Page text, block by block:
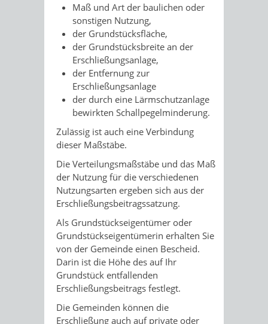
Maß und Art der baulichen oder
sonstigen Nutzung,
der Grundstücksfläche,
der Grundstücksbreite an der
Erschließungsanlage,
der Entfernung zur
Erschließungsanlage
der durch eine Lärmschutzanlage
bewirkten Schallpegelminderung.
Zulässig ist auch eine Verbindung
dieser Maßstäbe.
Die Verteilungsmaßstäbe und das Maß
der Nutzung für die verschiedenen
Nutzungsarten ergeben sich aus der
Erschließungsbeitragssatzung.
Als Grundstückseigentümer oder
Grundstückseigentümerin erhalten Sie
von der Gemeinde einen Bescheid.
Darin ist die Höhe des auf Ihr
Grundstück entfallenden
Erschließungsbeitrags festlegt.
Die Gemeinden können die
Erschließung auch auf private oder